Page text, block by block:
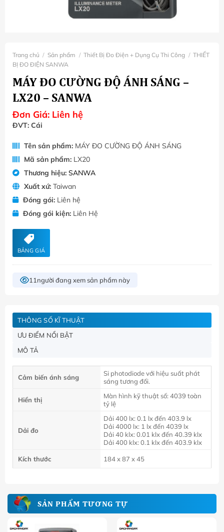
Trang chủ / Sản phẩm / Thiết Bị Đo Điện + Dụng Cụ Thi Công / THIẾT
BỊ ĐO ĐIỆN SANWA
MÁY ĐO CƯỜNG ĐỘ ÁNH SÁNG –
LX20 – SANWA
Đơn Giá: Liên hệ
ĐVT: Cái
Tên sản phẩm:MÁY ĐO CƯỜNG ĐỘ ÁNH SÁNG
Mã sản phẩm:LX20
Thương hiệu: SANWA
Xuất xứ:Taiwan
Đóng gói:Liên hệ
Đóng gói kiện:Liên Hệ
BẢNG GIÁ
11người đang xem sản phẩm này
THÔNG SỐ KĨ THUẬT
ƯU ĐIỂM NỔI BẬT
MÔ TẢ
Cảm biến ánh sáng
Si photodiode với hiệu suất phát
sáng tương đối.
Hiển thị
Màn hình kỹ thuật số: 4039 toàn
tỷ lệ
Dải đo
Dải 400 lx: 0.1 lx đến 403.9 lx
Dải 4000 lx: 1 lx đến 4039 lx
Dải 40 klx: 0.01 klx đến 40.39 klx
Dải 400 klx: 0.1 klx đến 403.9 klx
Kích thước 184 x 87 x 45
SẢN PHẨM TƯƠNG TỰ